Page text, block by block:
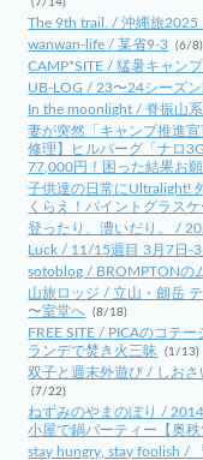
The 9th trail. / 沖縄旅2025
wanwan-life / 某省9-3 (6/8)
CAMP*SITE / 猛暑キャン
UB-LOG / 23〜24シーズ
In the moonlight / 脊振山
妻が突然「キャンプ推進
修理】ヒルバーグ「ナロ
77,000円！困った結果お
子供達の日常にUltralight!
くらえ！パイントグラス
登ったり、漕いだり。 /
Luck / 11/15週目 3月7日-3
sotoblog / BROMPTONの
山旅ロッジ / 立山・劔岳
〜室堂へ (8/18)
FREE SITE / PICAのコテ
ランデで焚き火三昧
(1/13)
双子と週末外遊び / しお
(7/22)
ねずみのやまのぼり /
小屋で鍋パーティー【奥秩
stay hungry, stay foolish /